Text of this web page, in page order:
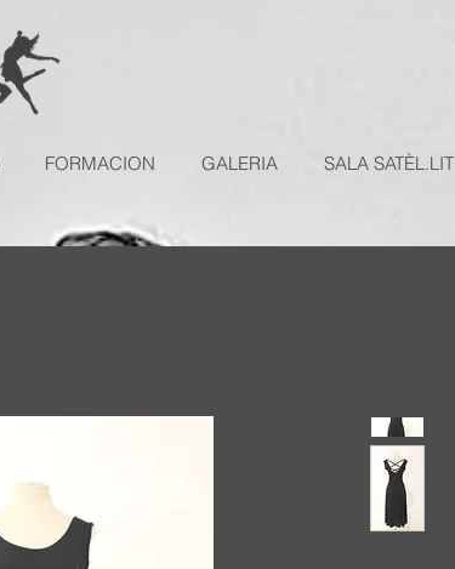
FORMACION GALERIA SALA SATÈL.LIT